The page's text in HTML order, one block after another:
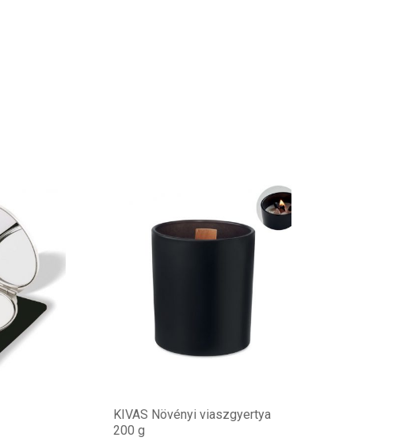
KIVAS Növényi viaszgyertya
200 g